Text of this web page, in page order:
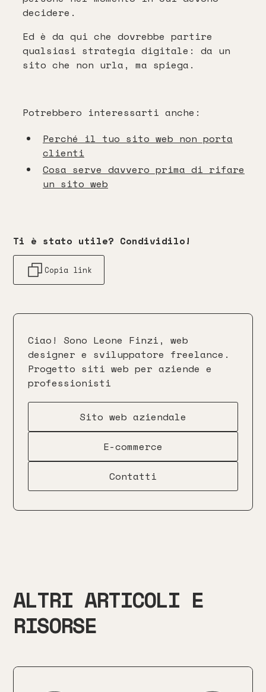
decidere.
Ed è da qui che dovrebbe partire
qualsiasi strategia digitale: da un
sito che non urla, ma spiega.
Potrebbero interessarti anche:
Perché il tuo sito web non porta
clienti
Cosa serve davvero prima di rifare
un sito web
Ti è stato utile? Condividilo!
Copia link
Ciao! Sono Leone Finzi, web
designer e sviluppatore freelance.
Progetto siti web per aziende e
professionisti
Sito web aziendale
E-commerce
Contatti
ALTRI ARTICOLI E
RISORSE